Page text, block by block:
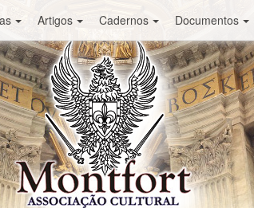
Artigos Cadernos Documentos